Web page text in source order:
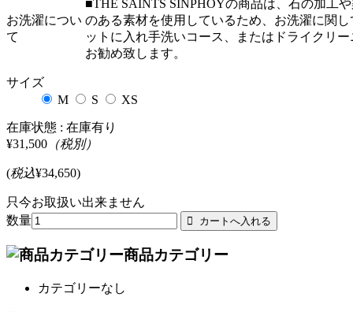
お洗濯につい
て
■THE SAINTS SINPHOYの商品は、石の加工
のある素材を使用しているため、お洗濯に関し
ットに入れ手洗いコース、またはドライクリ
お勧め致します。
サイズ
M
S XS
在庫状態 : 在庫有り
¥31,500 （税別）
(税込¥34,650)
只今お取扱い出来ません
数量
商品カテゴリー
カテゴリーなし